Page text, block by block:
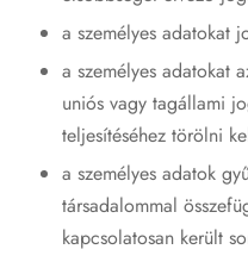
a személyes adatokat
a személyes adatokat
uniós vagy tagállami
teljesítéséhez törölni
a személyes adatok
társadalommal
kapcsolatosan került